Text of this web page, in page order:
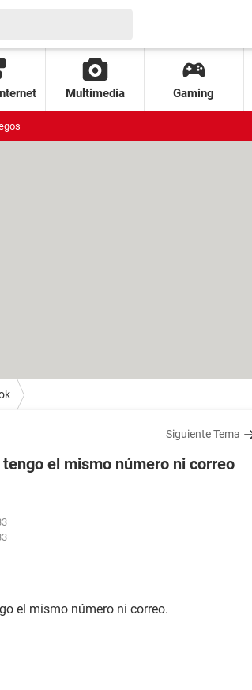
Multimedia Gaming
Siguiente Tema
el mismo número ni correo
el mismo número ni correo.